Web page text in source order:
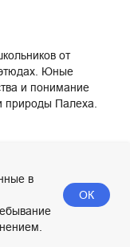
в
ОК
от
этюдах. Юные
и понимание
природы Палеха.